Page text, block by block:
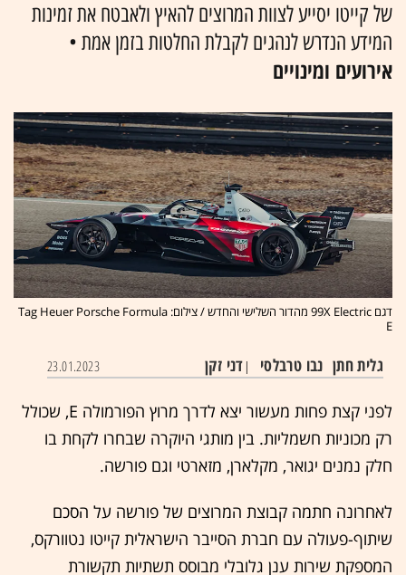
של קייטו יסייע לצוות המרוצים להאיץ ולאבטח את זמינות
המידע הנדרש לנהגים לקבלת החלטות בזמן אמת •
אירועים ומינויים
דגם 99X Electric מהדור השלישי והחדש / צילום: Tag Heuer Porsche Formula
E
גלית חתן נבו טרבלסי |דני זקן 23.01.2023
לפני קצת פחות מעשור יצא לדרך מרוץ הפורמולה E, שכולל
רק מכוניות חשמליות. בין מותגי היוקרה שבחרו לקחת בו
חלק נמנים יגואר, מקלארן, מזארטי וגם פורשה.
לאחרונה חתמה קבוצת המרוצים של פורשה על הסכם
שיתוף-פעולה עם חברת הסייבר הישראלית קייטו נטוורקס,
המספקת שירות ענן גלובלי מבוסס תשתיות תקשורת